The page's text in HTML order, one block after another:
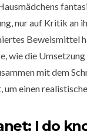
nur auf Kritik an
Beweismittel
wie die
mit dem
um einen
I do